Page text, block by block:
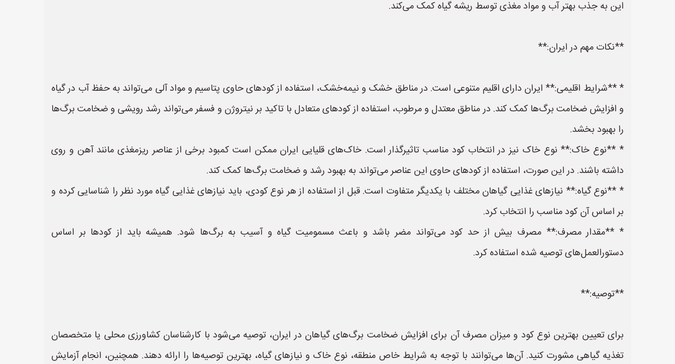
این به جذب بهتر آب و مواد مغذی توسط ریشه گیاه کمک می‌کند.
**نکات مهم در ایران:**
* **شرایط اقلیمی:** ایران دارای اقلیم متنوعی است. در مناطق خشک و نیمه‌خشک، استفاده از کودهای حاوی پتاسیم و مواد آلی می‌تواند به حفظ آب در گیاه
و افزایش ضخامت برگ‌ها کمک کند. در مناطق معتدل و مرطوب، استفاده از کودهای متعادل با تاکید بر نیتروژن و فسفر می‌تواند رشد رویشی و ضخامت برگ‌ها
را بهبود بخشد.
* **نوع خاک:** نوع خاک نیز در انتخاب کود مناسب تاثیرگذار است. خاک‌های قلیایی ایران ممکن است کمبود برخی از عناصر ریزمغذی مانند آهن و روی
داشته باشند. در این صورت، استفاده از کودهای حاوی این عناصر می‌تواند به بهبود رشد و ضخامت برگ‌ها کمک کند.
* **نوع گیاه:** نیازهای غذایی گیاهان مختلف با یکدیگر متفاوت است. قبل از استفاده از هر نوع کودی، باید نیازهای غذایی گیاه مورد نظر را شناسایی کرده و
بر اساس آن کود مناسب را انتخاب کرد.
* **مقدار مصرف:** مصرف بیش از حد کود می‌تواند مضر باشد و باعث مسمومیت گیاه و آسیب به برگ‌ها شود. همیشه باید از کودها بر اساس
دستورالعمل‌های توصیه شده استفاده کرد.
**توصیه:**
برای تعیین بهترین نوع کود و میزان مصرف آن برای افزایش ضخامت برگ‌های گیاهان در ایران، توصیه می‌شود با کارشناسان کشاورزی محلی یا متخصصان
تغذیه گیاهی مشورت کنید. آن‌ها می‌توانند با توجه به شرایط خاص منطقه، نوع خاک و نیازهای گیاه، بهترین توصیه‌ها را ارائه دهند. همچنین، انجام آزمایش